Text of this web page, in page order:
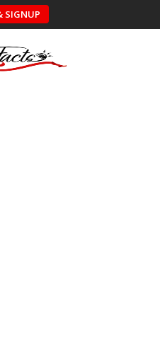
SIGNUP